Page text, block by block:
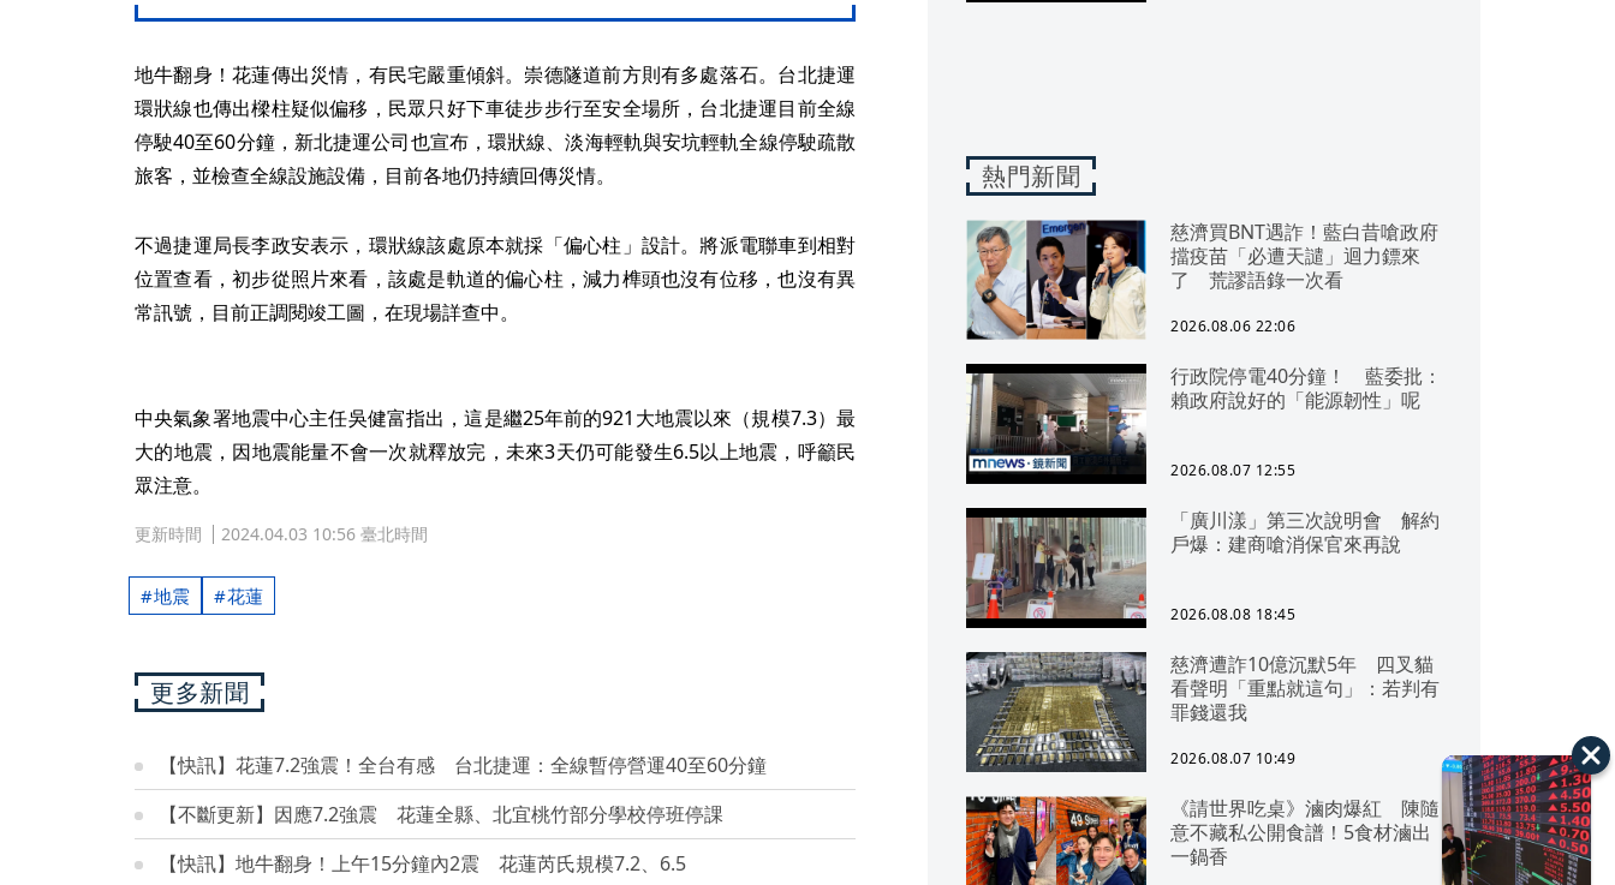
地牛翻身！花蓮傳出災情，有民宅嚴重傾斜。崇德隧道前方則有多處落石。台北捷運
環狀線也傳出樑柱疑似偏移，民眾只好下車徒步步行至安全場所，台北捷運目前全線
停駛40至60分鐘，新北捷運公司也宣布，環狀線、淡海輕軌與安坑輕軌全線停駛疏散
旅客，並檢查全線設施設備，目前各地仍持續回傳災情。
不過捷運局長李政安表示，環狀線該處原本就採「偏心柱」設計。將派電聯車到相對
位置查看，初步從照片來看，該處是軌道的偏心柱，減力榫頭也沒有位移，也沒有異
常訊號，目前正調閱竣工圖，在現場詳查中。
中央氣象署地震中心主任吳健富指出，這是繼25年前的921大地震以來（規模7.3）最
大的地震，因地震能量不會一次就釋放完，未來3天仍可能發生6.5以上地震，呼籲民
眾注意。
更新時間 2024.04.03 10:56 臺北時間
地震 花蓮
更多新聞
【快訊】花蓮7.2強震！全台有感 台北捷運：全線暫停營運40至60分鐘
【不斷更新】因應7.2強震 花蓮全縣、北宜桃竹部分學校停班停課
【快訊】地牛翻身！上午15分鐘內2震 花蓮芮氏規模7.2、6.5
熱門新聞
慈濟買BNT遇詐！藍白昔嗆政府
擋疫苗「必遭天譴」迴力鏢來
了 荒謬語錄一次看
2026.08.06 22:06
行政院停電40分鐘！ 藍委批：
賴政府說好的「能源韌性」呢
2026.08.07 12:55
「廣川漾」第三次說明會 解約
戶爆：建商嗆消保官來再說
2026.08.08 18:45
慈濟遭詐10億沉默5年 四叉貓
看聲明「重點就這句」：若判有
罪錢還我
2026.08.07 10:49
《請世界吃桌》滷肉爆紅 陳隨
意不藏私公開食譜！5食材滷出
一鍋香